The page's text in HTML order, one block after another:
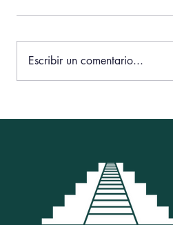
de la Dra. Lizbeth De La Cruz
Escribir un comentario...